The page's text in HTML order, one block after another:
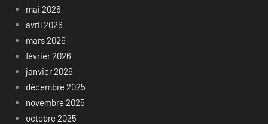
mai 2026
avril 2026
mars 2026
février 2026
janvier 2026
décembre 2025
novembre 2025
octobre 2025